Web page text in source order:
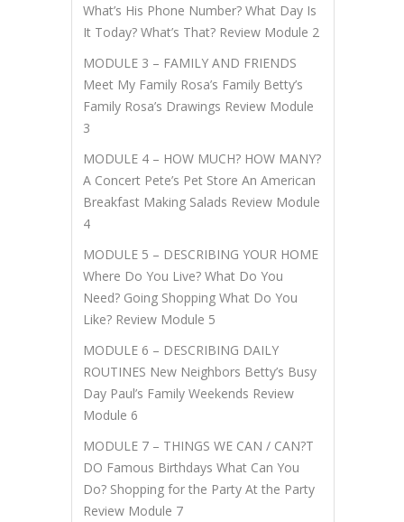
What’s His Phone Number? What Day Is
It Today? What’s That? Review Module 2
MODULE 3 – FAMILY AND FRIENDS
Meet My Family Rosa’s Family Betty’s
Family Rosa’s Drawings Review Module
3
MODULE 4 – HOW MUCH? HOW MANY?
A Concert Pete’s Pet Store An American
Breakfast Making Salads Review Module
4
MODULE 5 – DESCRIBING YOUR HOME
Where Do You Live? What Do You
Need? Going Shopping What Do You
Like? Review Module 5
MODULE 6 – DESCRIBING DAILY
ROUTINES New Neighbors Betty’s Busy
Day Paul’s Family Weekends Review
Module 6
MODULE 7 – THINGS WE CAN / CAN?T
DO Famous Birthdays What Can You
Do? Shopping for the Party At the Party
Review Module 7